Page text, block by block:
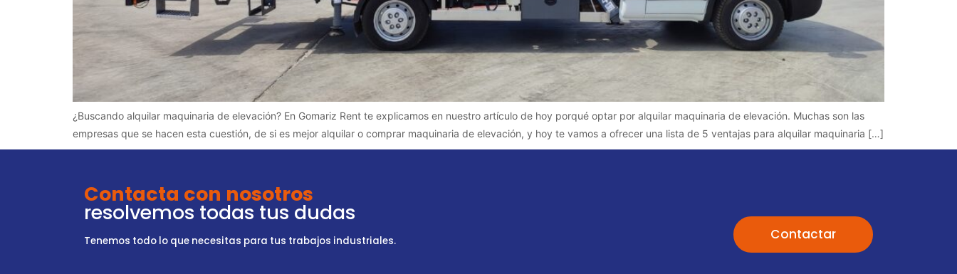
¿Buscando alquilar maquinaria de elevación? En Gomariz Rent te explicamos en nuestro artículo de hoy porqué optar por alquilar maquinaria de elevación. Muchas son las
empresas que se hacen esta cuestión, de si es mejor alquilar o comprar maquinaria de elevación, y hoy te vamos a ofrecer una lista de 5 ventajas para alquilar maquinaria […]
Contacta con nosotros
resolvemos todas tus dudas
Tenemos todo lo que necesitas para tus trabajos industriales. Contactar